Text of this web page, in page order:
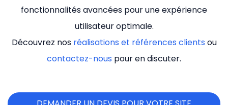
fonctionnalités avancées pour une expérience
utilisateur optimale.
Découvrez nos réalisations et références clients ou
contactez-nous pour en discuter.